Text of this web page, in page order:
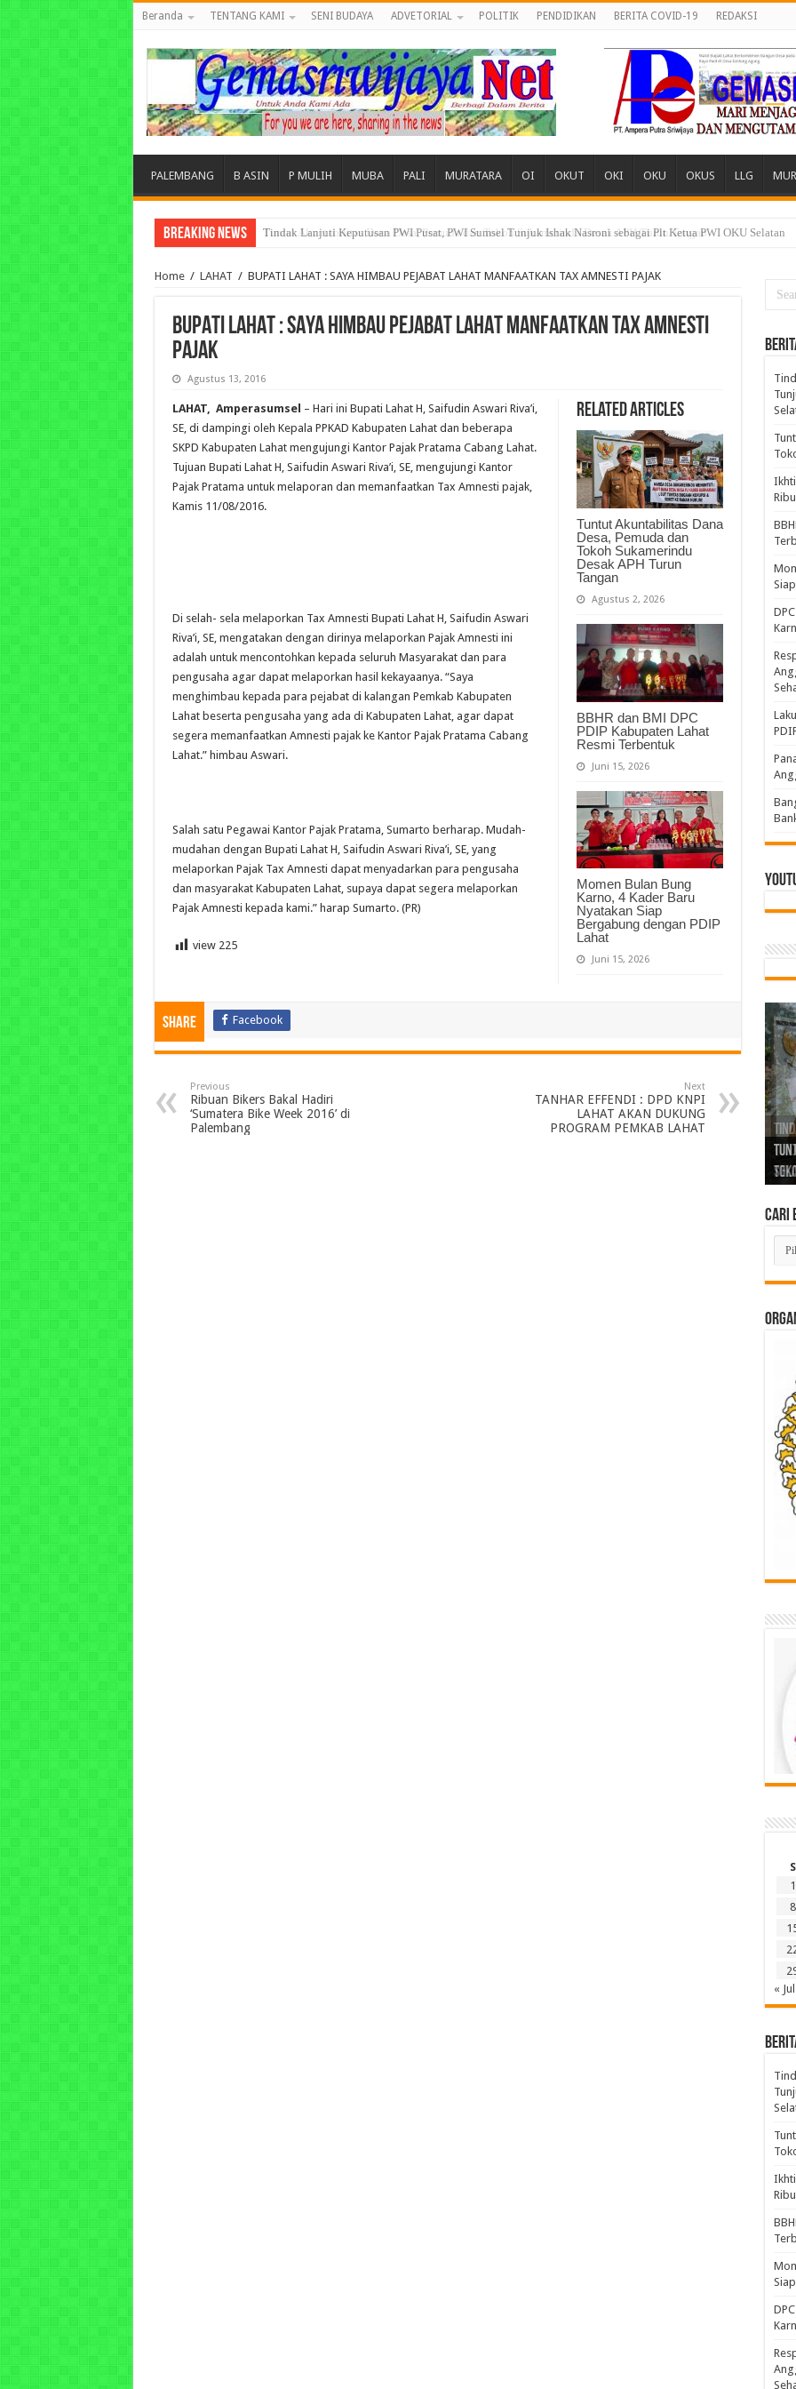
Beranda TENTANG KAMI SENI BUDAYA ADVETORIAL POLITIK PENDIDIKAN BERITA COVID-19 REDAKSI
PALEMBANG B ASIN P MULIH MUBA PALI MURATARA OI OKUT OKI OKU OKUS LLG
Breaking News Tuntut Akuntabilitas Dana Desa, Pemuda dan Tokoh Sukamerindu Desak APH Turun Tangan
Home / LAHAT / BUPATI LAHAT : SAYA HIMBAU PEJABAT LAHAT MANFAATKAN TAX AMNESTI PAJAK
BUPATI LAHAT : SAYA HIMBAU PEJABAT LAHAT MANFAATKAN TAX AMNESTI
PAJAK
Agustus 13, 2016
Related Articles
Tuntut Akuntabilitas Dana
Desa, Pemuda dan
Tokoh Sukamerindu
Desak APH Turun
Tangan
Agustus 2, 2026
BBHR dan BMI DPC
PDIP Kabupaten Lahat
Resmi Terbentuk
Juni 15, 2026
Momen Bulan Bung
Karno, 4 Kader Baru
Nyatakan Siap
Bergabung dengan PDIP
Lahat
Juni 15, 2026
LAHAT, Amperasumsel – Hari ini Bupati Lahat H, Saifudin Aswari Riva’i,
SE, di dampingi oleh Kepala PPKAD Kabupaten Lahat dan beberapa
SKPD Kabupaten Lahat mengujungi Kantor Pajak Pratama Cabang Lahat.
Tujuan Bupati Lahat H, Saifudin Aswari Riva’i, SE, mengujungi Kantor
Pajak Pratama untuk melaporan dan memanfaatkan Tax Amnesti pajak,
Kamis 11/08/2016.
Di selah- sela melaporkan Tax Amnesti Bupati Lahat H, Saifudin Aswari
Riva’i, SE, mengatakan dengan dirinya melaporkan Pajak Amnesti ini
adalah untuk mencontohkan kepada seluruh Masyarakat dan para
pengusaha agar dapat melaporkan hasil kekayaanya. “Saya
menghimbau kepada para pejabat di kalangan Pemkab Kabupaten
Lahat beserta pengusaha yang ada di Kabupaten Lahat, agar dapat
segera memanfaatkan Amnesti pajak ke Kantor Pajak Pratama Cabang
Lahat.” himbau Aswari.
Salah satu Pegawai Kantor Pajak Pratama, Sumarto berharap. Mudah-
mudahan dengan Bupati Lahat H, Saifudin Aswari Riva’i, SE, yang
melaporkan Pajak Tax Amnesti dapat menyadarkan para pengusaha
dan masyarakat Kabupaten Lahat, supaya dapat segera melaporkan
Pajak Amnesti kepada kami.” harap Sumarto. (PR)
view 225
Share Facebook
Previous
Ribuan Bikers Bakal Hadiri
‘Sumatera Bike Week 2016’ di
Palembang
Next
TANHAR EFFENDI : DPD KNPI
LAHAT AKAN DUKUNG
PROGRAM PEMKAB LAHAT
Cari
Cari
di
S
1
8
« Jul